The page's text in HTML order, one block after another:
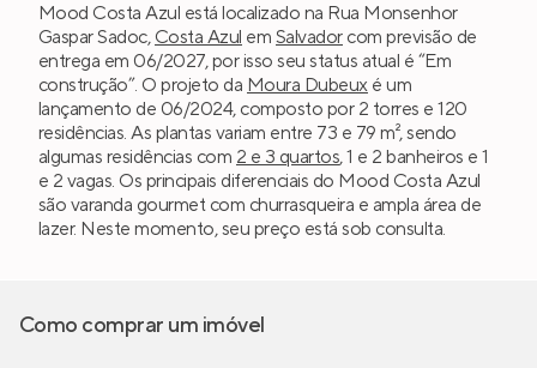
Mood Costa Azul está localizado na Rua Monsenhor
Gaspar Sadoc, Costa Azul em Salvador com previsão de
entrega em 06/2027, por isso seu status atual é “Em
construção”. O projeto da Moura Dubeuxé um
lançamento de 06/2024, composto por 2 torres e 120
residências. As plantas variam entre 73 e 79 m², sendo
algumas residências com 2 e 3 quartos, 1 e 2 banheiros e 1
e 2 vagas. Os principais diferenciais do Mood Costa Azul
são varanda gourmet com churrasqueira e ampla área de
lazer. Neste momento, seu preço está sob consulta.
Como comprar um imóvel